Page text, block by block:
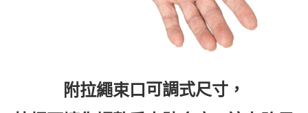
附拉繩束口可調式尺寸，